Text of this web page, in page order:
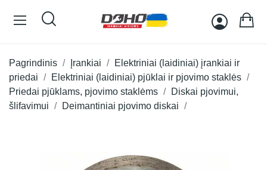
Pagrindinis Įrankiai
Elektriniai (laidiniai) įrankiai ir
priedai
Elektriniai (laidiniai) pjūklai ir pjovimo staklės
Priedai pjūklams, pjovimo staklėms
Diskai pjovimui,
šlifavimui
Deimantiniai pjovimo diskai